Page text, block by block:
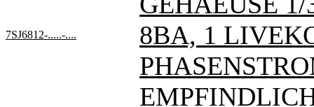
7SJ6812-.....-....
8BA, 1